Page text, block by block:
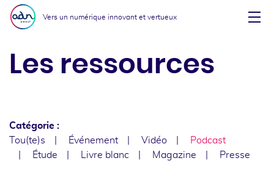
Aller au menu
Aller au contenu
Vers un numérique innovant et vertueux
Les ressources
Catégorie :
Tou(te)s
Événement Vidéo
Podcast
Étude
Livre blanc Magazine Presse